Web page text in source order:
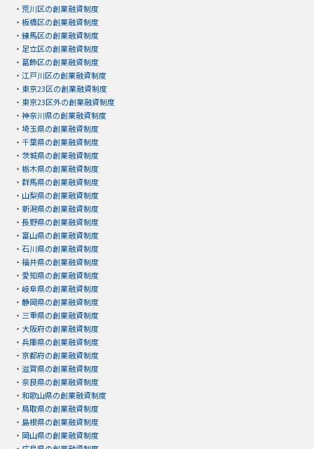
・ 荒川区の創業融資制度
・ 板橋区の創業融資制度
・ 練馬区の創業融資制度
・ 足立区の創業融資制度
・ 葛飾区の創業融資制度
・ 江戸川区の創業融資制度
・ 東京23区の創業融資制度
・ 東京23区外の創業融資制度
・ 神奈川県の創業融資制度
・ 埼玉県の創業融資制度
・ 千葉県の創業融資制度
・ 茨城県の創業融資制度
・ 栃木県の創業融資制度
・ 群馬県の創業融資制度
・ 山梨県の創業融資制度
・ 新潟県の創業融資制度
・ 長野県の創業融資制度
・ 富山県の創業融資制度
・ 石川県の創業融資制度
・ 福井県の創業融資制度
・ 愛知県の創業融資制度
・ 岐阜県の創業融資制度
・ 静岡県の創業融資制度
・ 三重県の創業融資制度
・ 大阪府の創業融資制度
・ 兵庫県の創業融資制度
・ 京都府の創業融資制度
・ 滋賀県の創業融資制度
・ 奈良県の創業融資制度
・ 和歌山県の創業融資制度
・ 鳥取県の創業融資制度
・ 島根県の創業融資制度
・ 岡山県の創業融資制度